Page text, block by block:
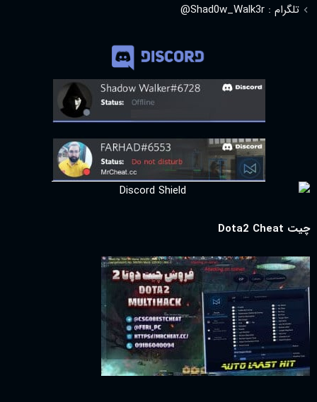
تلگرام : Shad0w_Walk3r@
چیت Dota2 Cheat